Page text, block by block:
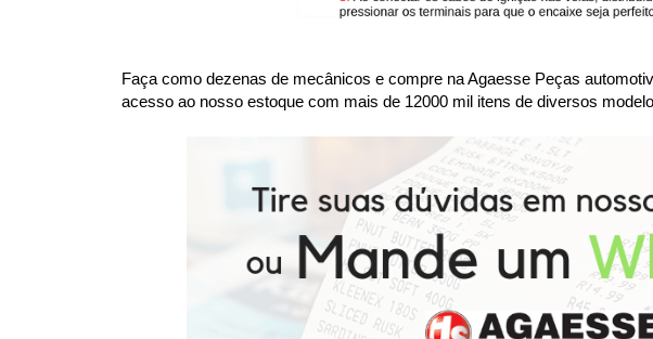
Faça como dezenas de mecânicos e compre na Agaesse Peças
acesso ao nosso estoque com mais de 12000 mil itens de diversos